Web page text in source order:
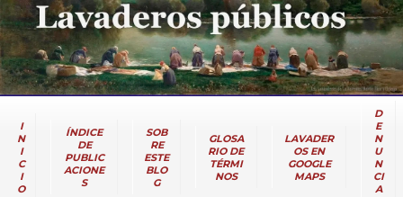
I
N
I
C
I
O
ÍNDICE
DE
PUBLIC
ACIONE
S
SOB
RE
ESTE
BLO
G
GLOSA
RIO DE
TÉRMI
NOS
LAVADER
OS EN
GOOGLE
MAPS
D
E
N
U
N
CI
A